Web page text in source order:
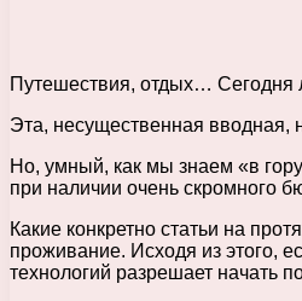
Путешествия, отдых… Сегодня
Эта, несущественная вводная,
Но, умный, как мы знаем «в гору
при наличии очень скромного
Какие конкретно статьи на
проживание. Исходя из этого,
технологий разрешает начать